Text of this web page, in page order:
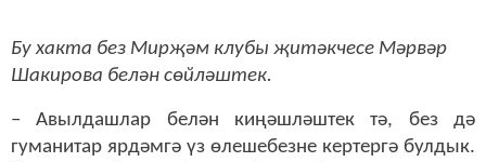
Бу хакта без Мирҗәм клубы җитәкчесе Мәрвәр
Шакирова белән сөйләштек.
– Авылдашлар белән киңәшләштек тә, без дә
гуманитар ярдәмгә үз өлешебезне кертергә булдык.